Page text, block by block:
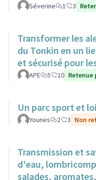
Séverine 1 3
Transformer les
du Tonkin en un
et sécurisé pour
familles.
APE 5 10
Un parc sport et
Younes 2 3 Non
Transmission et
d'eau,
salades,